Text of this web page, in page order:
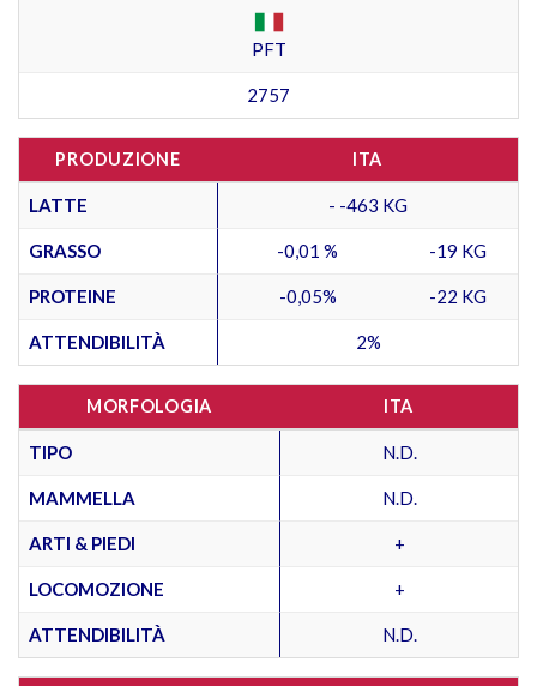
PFT
2757
PRODUZIONE ITA
LATTE - -463 KG
GRASSO -0,01 % -19 KG
PROTEINE -0,05% -22 KG
ATTENDIBILITÀ 2%
MORFOLOGIA ITA
TIPO N.D.
MAMMELLA N.D.
ARTI & PIEDI +
LOCOMOZIONE +
ATTENDIBILITÀ N.D.